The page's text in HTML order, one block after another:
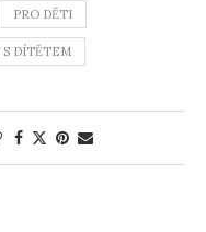
PRO DĚTI
DÍTĚTEM